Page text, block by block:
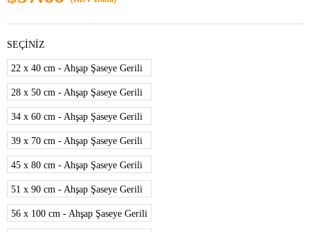
SEÇİNİZ
22 x 40 cm - Ahşap Şaseye Gerili
28 x 50 cm - Ahşap Şaseye Gerili
34 x 60 cm - Ahşap Şaseye Gerili
39 x 70 cm - Ahşap Şaseye Gerili
45 x 80 cm - Ahşap Şaseye Gerili
51 x 90 cm - Ahşap Şaseye Gerili
56 x 100 cm - Ahşap Şaseye Gerili